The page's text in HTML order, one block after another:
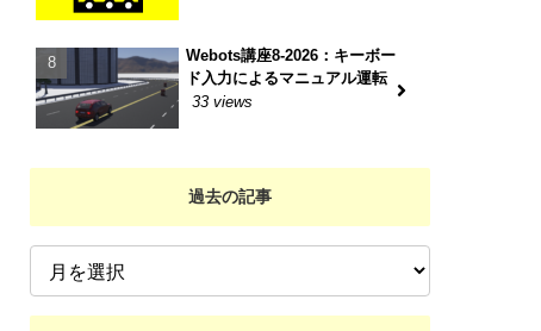
Webots講座8-2026：キーボー
ド入力によるマニュアル運転
33 views
過去の記事